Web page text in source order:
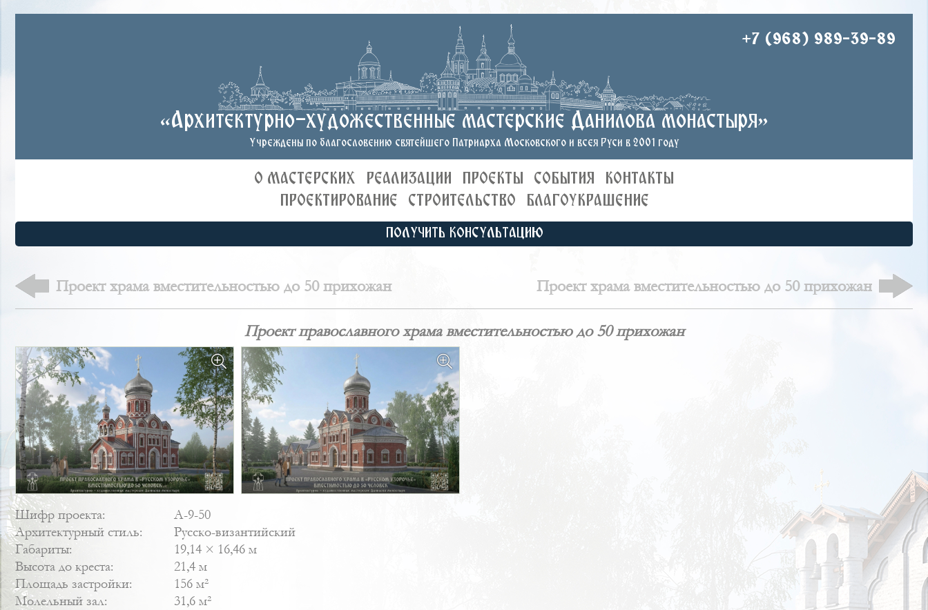
+7 (968) 989-39-89
«Архитектурно-художественные мастерские Данилова монастыря»
Учреждены по благословению святейшего Патриарха Московского и всея Руси в 2001 году
О МАСТЕРСКИХ РЕАЛИЗАЦИИ ПРОЕКТЫ СОБЫТИЯ
КОНТАКТЫ
ПРОЕКТИРОВАНИЕ
СТРОИТЕЛЬСТВО БЛАГОУКРАШЕНИЕ
ПОЛУЧИТЬ КОНСУЛЬТАЦИЮ
Проект храма вместительностью до 50 прихожан Проект храма вместительностью до 50 прихожан
Проект православного храма вместительностью до 50 прихожан
Шифр проекта:
А-9-50
Архитектурный стиль:
Русско-византийский
Габариты:
19,14 × 16,46 м
Высота до креста:
21,4 м
Площадь застройки:
156 м²
Молельный зал:
31,6 м²